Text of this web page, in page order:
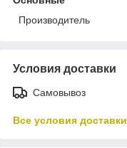
Производитель
Условия доставки
Самовывоз
Все условия доставки